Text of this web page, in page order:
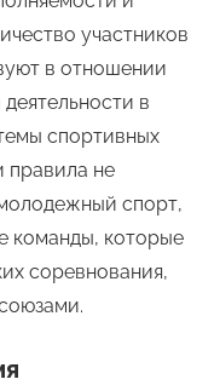
участников
в отношении
в
спортивных
правила не
спорт,
команды, которые
соревнования,